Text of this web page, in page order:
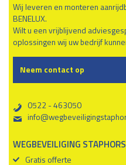
Wij leveren en monteren
BENELUX.
Wilt u een vrijblijvend
oplossingen wij uw bedrijf
Neem contact op
b 0522 - 463050
%
WEGBEVEILIGING
Gratis offerte